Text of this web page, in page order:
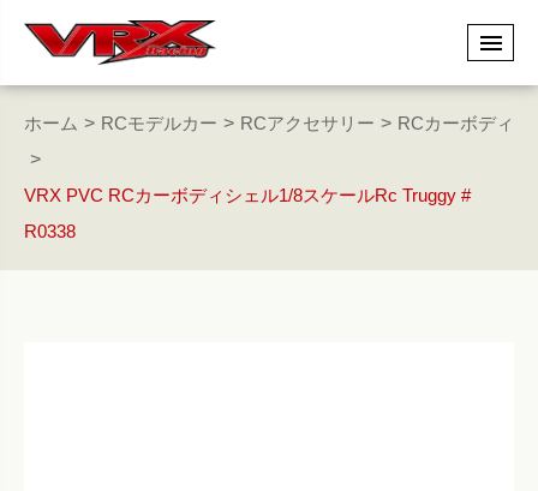
ホーム RCモデルカー RCアクセサリー RCカーボディ
VRX PVC RCカーボディシェル1/8スケールRc Truggy #
R0338